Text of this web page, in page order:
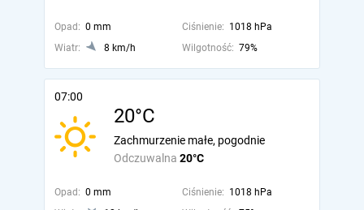
Opad: 0 mm Ciśnienie: 1018 hPa
Wiatr:
8 km/h Wilgotność: 79%
07:00
20°C
Odczuwalna 20°C
Zachmurzenie małe, pogodnie
Opad: 0 mm Ciśnienie: 1018 hPa